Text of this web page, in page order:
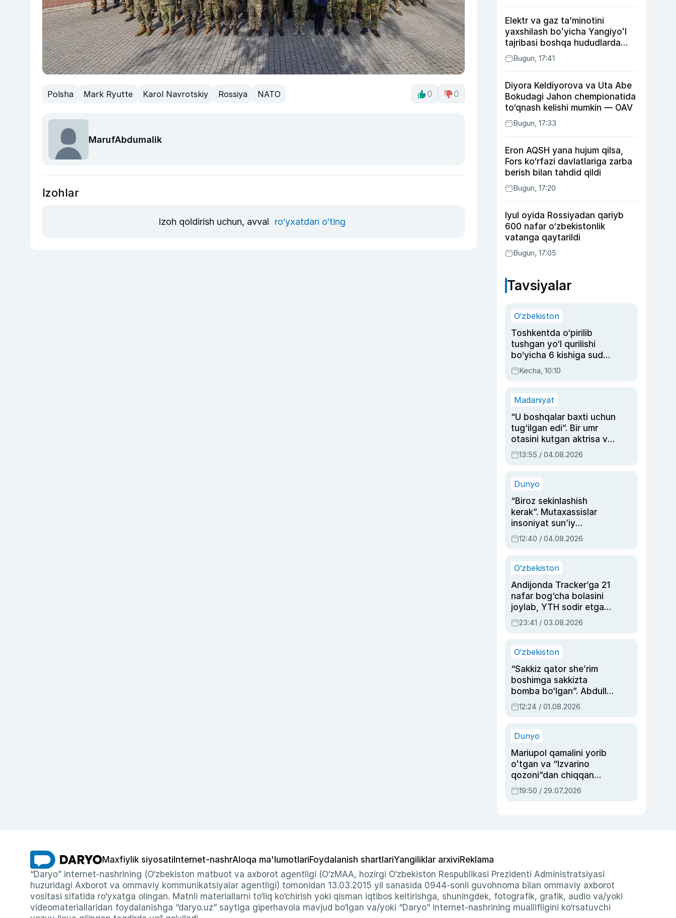
Polsha Mark Ryutte Karol Navrotskiy Rossiya NATO 0 0
MarufAbdumalik
Izohlar
Izoh qoldirish uchun, avval ro‘yxatdan o‘ting
Elektr va gaz taʼminotini
yaxshilash boʻyicha Yangiyoʻl
tajribasi boshqa hududlarda
ham joriy etiladi
Bugun, 17:41
Diyora Keldiyorova va Uta Abe
Bokudagi Jahon chempionatida
to‘qnash kelishi mumkin — OAV
Bugun, 17:33
Eron AQSH yana hujum qilsa,
Fors ko‘rfazi davlatlariga zarba
berish bilan tahdid qildi
Bugun, 17:20
Iyul oyida Rossiyadan qariyb
600 nafar o‘zbekistonlik
vatanga qaytarildi
Bugun, 17:05
Tavsiyalar
O‘zbekiston
Toshkentda o‘pirilib
tushgan yo‘l qurilishi
bo‘yicha 6 kishiga sud
hukmi o‘qildi
Kecha, 10:10
Madaniyat
“U boshqalar baxti uchun
tug‘ilgan edi”. Bir umr
otasini kutgan aktrisa va
dublyaj ustasi Rimma
Ahmedovaning
13:55 / 04.08.2026
Dunyo
“Biroz sekinlashish
kerak”. Mutaxassislar
insoniyat sun’iy
intellektni boshqara
olmay qolishidan xavotir
12:40 / 04.08.2026
O‘zbekiston
Andijonda Tracker’ga 21
nafar bog‘cha bolasini
joylab, YTH sodir etgan
ayolga sud hukmi o‘qildi
23:41 / 03.08.2026
O‘zbekiston
“Sakkiz qator she’rim
boshimga sakkizta
bomba bo‘lgan”. Abdulla
Oripovni siyosiy
ayblovlardan asrab
12:24 / 01.08.2026
Dunyo
Mariupol qamalini yorib
oʻtgan va “Izvarino
qozoni”dan chiqqan
qahramon — Ukraina
armiyasi bosh
19:50 / 29.07.2026
Maxfiylik siyosati Internet-nashrAloqa ma'lumotlariFoydalanish shartlariYangiliklar arxiviReklama
“Daryo” internet-nashrining (O‘zbekiston matbuot va axborot agentligi (O‘zMAA, hozirgi O‘zbekiston Respublikasi Prezidenti Administratsiyasi
huzuridagi Axborot va ommaviy kommunikatsiyalar agentligi) tomonidan 13.03.2015 yil sanasida 0944-sonli guvohnoma bilan ommaviy axborot
vositasi sifatida ro‘yxatga olingan. Matnli materiallarni to‘liq ko‘chirish yoki qisman iqtibos keltirishga, shuningdek, fotografik, grafik, audio va/yoki
videomateriallaridan foydalanishga “daryo.uz” saytiga giperhavola mavjud bo‘lgan va/yoki “Daryo” internet-nashrining muallifligini ko‘rsatuvchi